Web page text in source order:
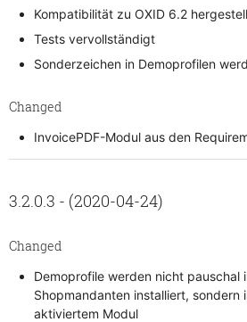
Kompatibilität zu OXID 6.2
Tests vervollständigt
Sonderzeichen in Demoprofilen
Changed
InvoicePDF-Modul aus den
3.2.0.3 - (2020-04-24)
Changed
Demoprofile werden nicht pauschal
Shopmandanten installiert, sondern
aktiviertem Modul